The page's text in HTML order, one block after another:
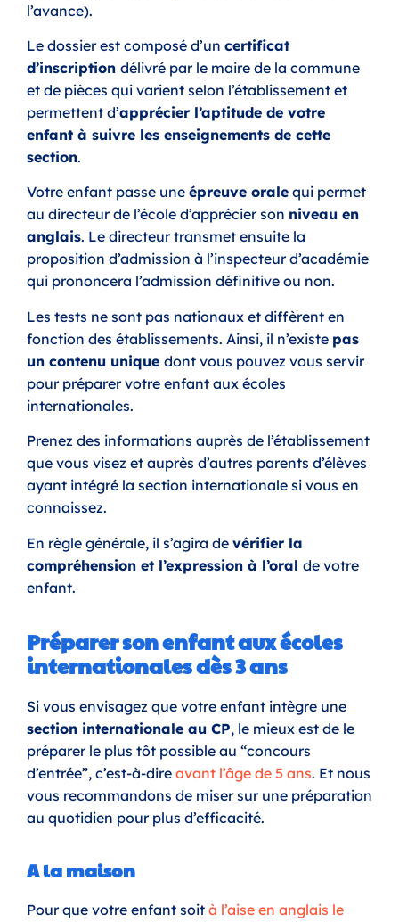
l’avance).
Le dossier est composé d’un certificat
d’inscription délivré par le maire de la commune
et de pièces qui varient selon l’établissement et
permettent d’apprécier l’aptitude de votre
enfant à suivre les enseignements de cette
section.
Votre enfant passe une épreuve orale qui permet
au directeur de l’école d’apprécier son niveau en
anglais. Le directeur transmet ensuite la
proposition d’admission à l’inspecteur d’académie
qui prononcera l’admission définitive ou non.
Les tests ne sont pas nationaux et diffèrent en
fonction des établissements. Ainsi, il n’existe pas
un contenu unique dont vous pouvez vous servir
pour préparer votre enfant aux écoles
internationales.
Prenez des informations auprès de l’établissement
que vous visez et auprès d’autres parents d’élèves
ayant intégré la section internationale si vous en
connaissez.
En règle générale, il s’agira de vérifier la
compréhension et l’expression à l’oral de votre
enfant.
Préparer son enfant aux écoles
internationales dès 3 ans
Si vous envisagez que votre enfant intègre une
section internationale au CP, le mieux est de le
préparer le plus tôt possible au “concours
d’entrée”, c’est-à-dire avant l’âge de 5 ans. Et nous
vous recommandons de miser sur une préparation
au quotidien pour plus d’efficacité.
A la maison
Pour que votre enfant soit à l’aise en anglais le